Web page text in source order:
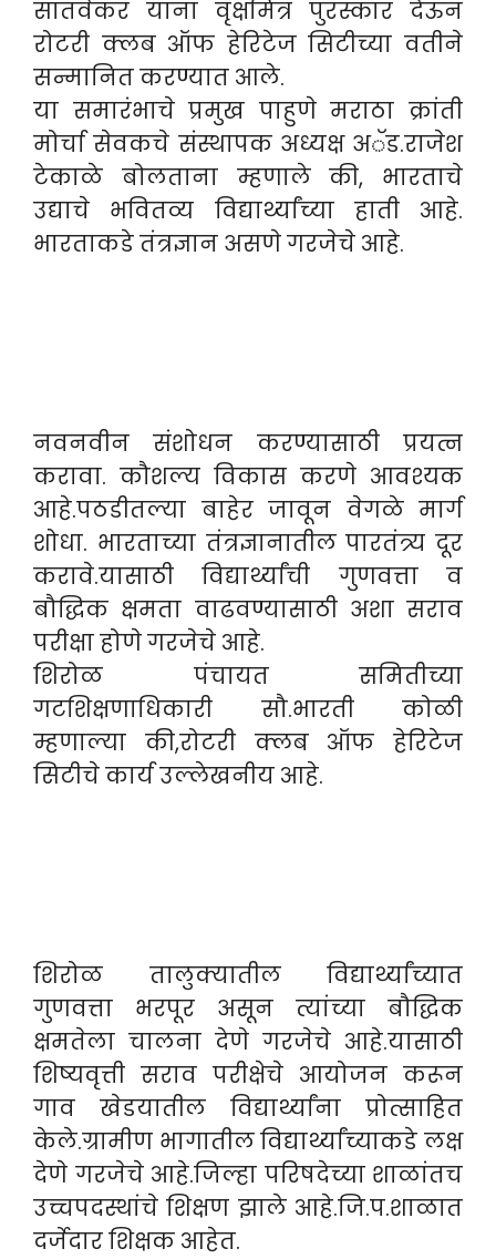
सातवेकर यांना वृक्षमित्र पुरस्कार देऊन
रोटरी क्लब ऑफ हेरिटेज सिटीच्या वतीने
सन्मानित करण्यात आले.
या समारंभाचे प्रमुख पाहुणे मराठा क्रांती
मोर्चा सेवकचे संस्थापक अध्यक्ष अॅड.राजेश
टेकाळे बोलताना म्हणाले की, भारताचे
उद्याचे भवितव्य विद्यार्थ्यांच्या हाती आहे.
भारताकडे तंत्रज्ञान असणे गरजेचे आहे.
नवनवीन संशोधन करण्यासाठी प्रयत्न
करावा. कौशल्य विकास करणे आवश्यक
आहे.पठडीतल्या बाहेर जावून वेगळे मार्ग
शोधा. भारताच्या तंत्रज्ञानातील पारतंत्र्य दूर
करावे.यासाठी विद्यार्थ्यांची गुणवत्ता व
बौद्धिक क्षमता वाढवण्यासाठी अशा सराव
परीक्षा होणे गरजेचे आहे.
शिरोळ पंचायत समितीच्या
गटशिक्षणाधिकारी सौ.भारती कोळी
म्हणाल्या की,रोटरी क्लब ऑफ हेरिटेज
सिटीचे कार्य उल्लेखनीय आहे.
शिरोळ तालुक्यातील विद्यार्थ्यांच्यात
गुणवत्ता भरपूर असून त्यांच्या बौद्धिक
क्षमतेला चालना देणे गरजेचे आहे.यासाठी
शिष्यवृत्ती सराव परीक्षेचे आयोजन करून
गाव खेडयातील विद्यार्थ्यांना प्रोत्साहित
केले.ग्रामीण भागातील विद्यार्थ्यांच्याकडे लक्ष
देणे गरजेचे आहे.जिल्हा परिषदेच्या शाळांतच
उच्चपदस्थांचे शिक्षण झाले आहे.जि.प.शाळात
दर्जेदार शिक्षक आहेत.